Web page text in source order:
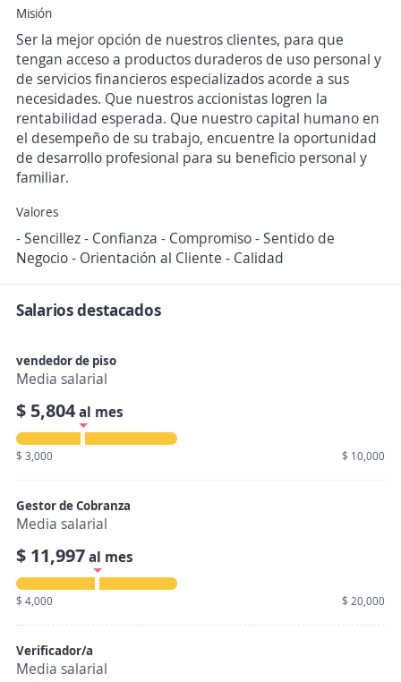
Misión
Ser la mejor opción de nuestros clientes, para que
tengan acceso a productos duraderos de uso personal y
de servicios financieros especializados acorde a sus
necesidades. Que nuestros accionistas logren la
rentabilidad esperada. Que nuestro capital humano en
el desempeño de su trabajo, encuentre la oportunidad
de desarrollo profesional para su beneficio personal y
familiar.
Valores
- Sencillez - Confianza - Compromiso - Sentido de
Negocio - Orientación al Cliente - Calidad
Salarios destacados
vendedor de piso
Media salarial
$ 5,804al mes
$ 3,000 $ 10,000
Gestor de Cobranza
Media salarial
$ 11,997al mes
$ 4,000 $ 20,000
Verificador/a
Media salarial